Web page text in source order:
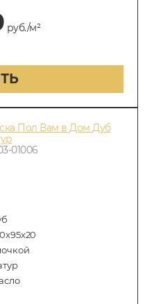
руб./м²
Пол Вам в Дом Дуб
01006